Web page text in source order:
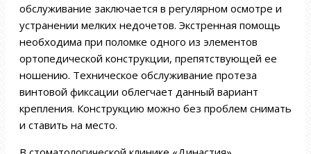
обслуживание заключается в регулярном осмотре и
устранении мелких недочетов. Экстренная помощь
необходима при поломке одного из элементов
ортопедической конструкции, препятствующей ее
ношению. Техническое обслуживание протеза
винтовой фиксации облегчает данный вариант
крепления. Конструкцию можно без проблем снимать
и ставить на место.